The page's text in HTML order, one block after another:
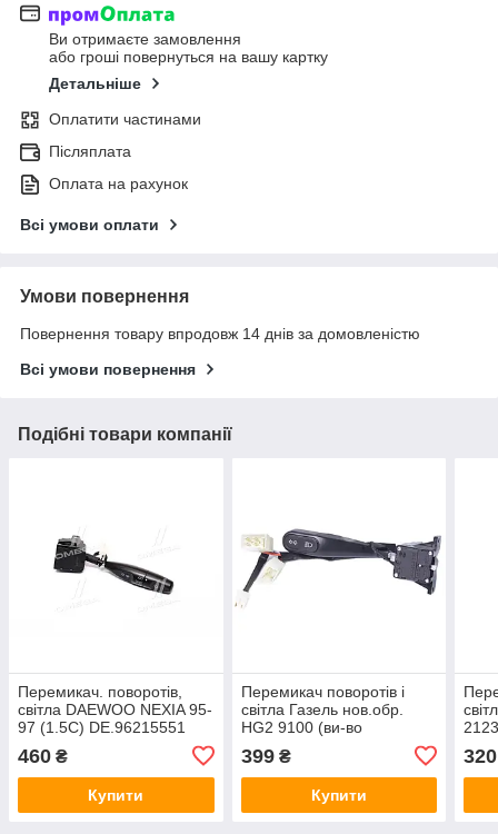
Ви отримаєте замовлення
або гроші повернуться на вашу картку
Детальніше
Оплатити частинами
Післяплата
Оплата на рахунок
Всі умови оплати
Умови повернення
Повернення товару впродовж 14 днів за домовленістю
Всі умови повернення
Подібні товари компанії
Перемикач. поворотів,
світла DAEWOO NEXIA 95-
97 (1.5C) DE.96215551
460 ₴
Купити
Перемикач поворотів і
світла Газель нов.обр.
HG2 9100 (ви-во
399₴
Купити
320